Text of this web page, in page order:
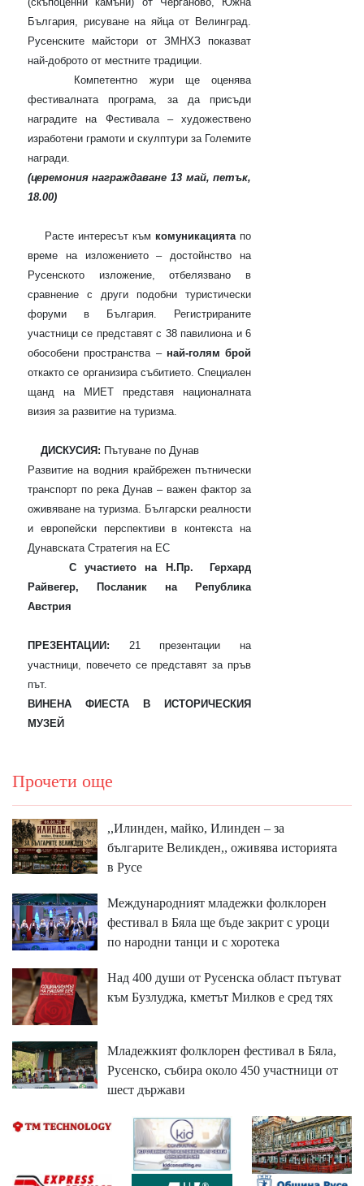
България, рисуване на яйца от Велинград.
Русенските майстори от ЗМНХЗ показват
най-доброто от местните традиции.
Компетентно жури ще оценява
фестивалната програма, за да присъди
наградите на Фестивала – художествено
изработени грамоти и скулптури за Големите
награди.
(церемония награждаване 13 май, петък,
18.00)
Расте интересът към комуникациятапо
време на изложението – достойнство на
Русенското изложение, отбелязвано в
сравнение с други подобни туристически
форуми в България. Регистрираните
участници се представят с 38 павилиона и 6
обособени пространства – най-голям брой
откакто се организира събитието. Специален
щанд на МИЕТ представя националната
визия за развитие на туризма.
ДИСКУСИЯ: Пътуване по Дунав
Развитие на водния крайбрежен пътнически
транспорт по река Дунав – важен фактор за
оживяване на туризма. Български реалности
и европейски перспективи в контекста на
Дунавската Стратегия на ЕС
С участието на Н.Пр.
Герхард
Райвегер, Посланик на Република
Австрия
ПРЕЗЕНТАЦИИ:
21 презентации на
участници, повечето се представят за пръв
път.
ВИНЕНА ФИЕСТА В ИСТОРИЧЕСКИЯ
МУЗЕЙ
Прочети още
,,Илинден, майко, Илинден – за
българите Великден,, оживява историята
в Русе
Международният младежки фолклорен
фестивал в Бяла ще бъде закрит с уроци
по народни танци и с хоротека
Над 400 души от Русенска област пътуват
към Бузлуджа, кметът Милков е сред тях
Младежкият фолклорен фестивал в Бяла,
Русенско, събира около 450 участници от
шест държави